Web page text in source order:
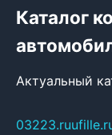
Каталог
Актуальный
03223.ru